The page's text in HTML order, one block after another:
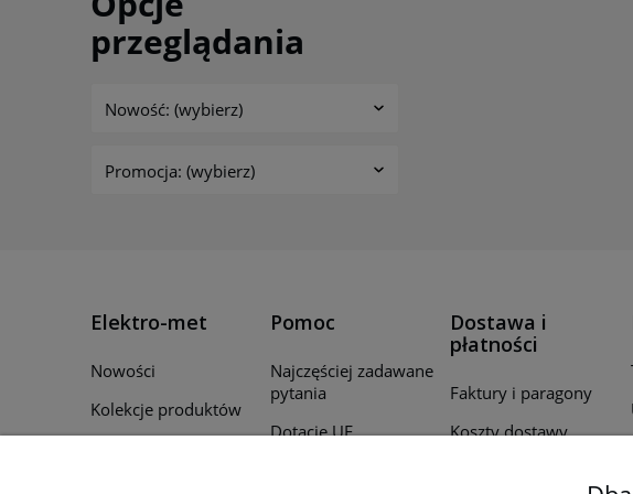
przeglądania
Nowość: (wybierz)
Promocja: (wybierz)
Elektro-met
Nowości
Kolekcje produktów
Pomoc
Najczęściej zadawane
pytania
Dotacje UE
Dostawa i
płatności
Faktury i paragony
Koszty dostawy